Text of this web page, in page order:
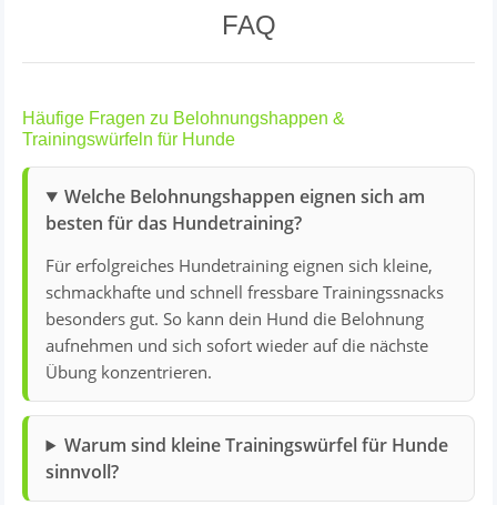
FAQ
Häufige Fragen zu Belohnungshappen &
Trainingswürfeln für Hunde
Welche Belohnungshappen eignen sich am
besten für das Hundetraining?
Für erfolgreiches Hundetraining eignen sich kleine,
schmackhafte und schnell fressbare Trainingssnacks
besonders gut. So kann dein Hund die Belohnung
aufnehmen und sich sofort wieder auf die nächste
Übung konzentrieren.
Warum sind kleine Trainingswürfel für Hunde
sinnvoll?